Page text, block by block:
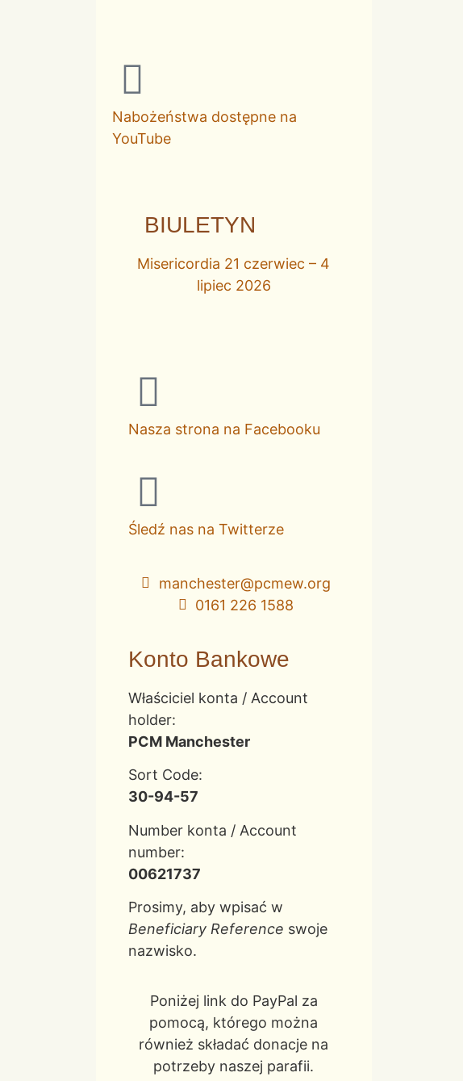
Nabożeństwa dostępne na
YouTube
BIULETYN
Misericordia 21 czerwiec – 4
lipiec 2026
Nasza strona na Facebooku
Śledź nas na Twitterze
manchester@pcmew.org
0161 226 1588
Konto Bankowe
Właściciel konta / Account
holder:
PCM Manchester
Sort Code:
30-94-57
Number konta / Account
number:
00621737
Prosimy, aby wpisać w
Beneficiary Reference swoje
nazwisko.
Poniżej link do PayPal za
pomocą, którego można
również składać donacje na
potrzeby naszej parafii.